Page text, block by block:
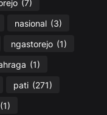
(7)
nasional (3)
ngastorejo (1)
(1)
pati (271)
(1)